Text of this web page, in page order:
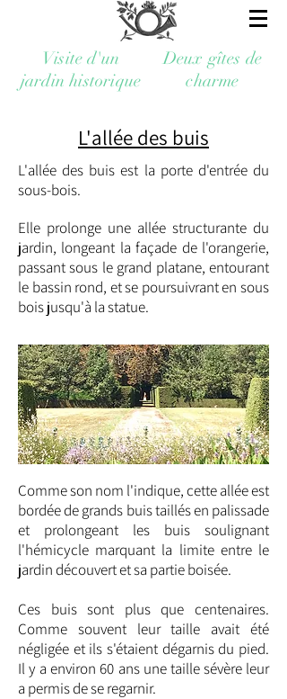
Visite d'un
jardin historique
Deux gîtes de
charme
L'allée des buis
L'allée des buis est la porte d'entrée du
sous-bois.
Elle prolonge une allée structurante du
jardin, longeant la façade de l'orangerie,
passant sous le grand platane, entourant
le bassin rond, et se poursuivrant en sous
bois jusqu'à la statue.
Comme son nom l'indique, cette allée est
bordée de grands buis taillés en palissade
et prolongeant les buis soulignant
l'hémicycle marquant la limite entre le
jardin découvert et sa partie boisée.
Ces buis sont plus que centenaires.
Comme souvent leur taille avait été
négligée et ils s'étaient dégarnis du pied.
Il y a environ 60 ans une taille sévère leur
a permis de se regarnir.